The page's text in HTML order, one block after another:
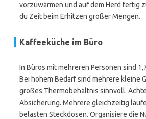
vorzuwärmen und auf dem Herd fertig
du Zeit beim Erhitzen großer Mengen.
Kaffeeküche im Büro
In Büros mit mehreren Personen sind
Bei hohem Bedarf sind mehrere kleine
großes Thermobehältnis sinnvoll.
Absicherung. Mehrere gleichzeitig
belasten Steckdosen. Organisiere die